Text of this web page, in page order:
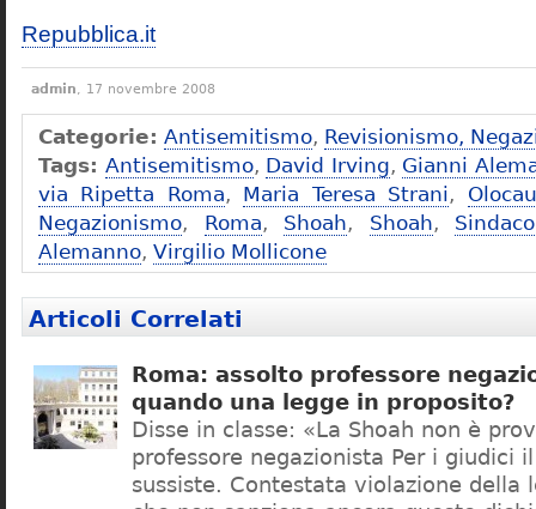
Repubblica.it
admin, 17 novembre 2008
Categorie: Antisemitismo, Revisionismo,
Tags: Antisemitismo, David Irving, Gianni
via Ripetta Roma, Maria Teresa Strani,
Negazionismo, Roma, Shoah, Shoah,
Alemanno, Virgilio Mollicone
Articoli Correlati
Roma: assolto professore
quando una legge in proposito?
Disse in classe: «La Shoah non è
professore negazionista Per i giudici
sussiste. Contestata violazione della